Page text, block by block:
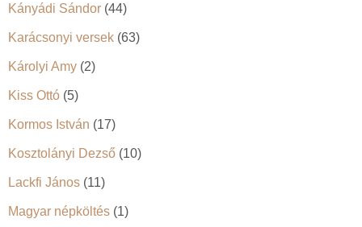
Kányádi Sándor (44)
Karácsonyi versek (63)
Károlyi Amy (2)
Kiss Ottó (5)
Kormos István (17)
Kosztolányi Dezső (10)
Lackfi János (11)
Magyar népköltés (1)